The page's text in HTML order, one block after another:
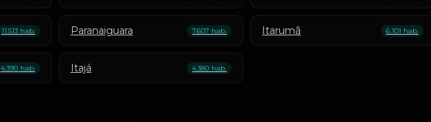
11.513 hab. Paranaiguara 7.607 hab. Itarumã 6.101 hab.
4.390 hab. Itajá 4.380 hab.